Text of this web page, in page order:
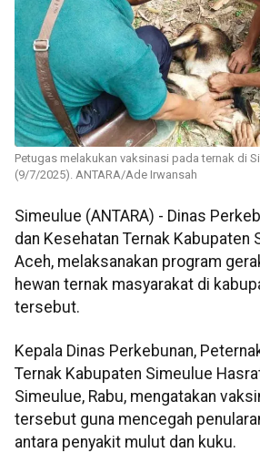
Petugas melakukan vaksinasi pada ternak di
(9/7/2025). ANTARA/Ade Irwansah
Simeulue (ANTARA) - Dinas
dan Kesehatan Ternak Kabupaten
Aceh, melaksanakan program
hewan ternak masyarakat di
tersebut.
Kepala Dinas Perkebunan,
Ternak Kabupaten Simeulue
Simeulue, Rabu, mengatakan
tersebut guna mencegah
antara penyakit mulut dan kuku.